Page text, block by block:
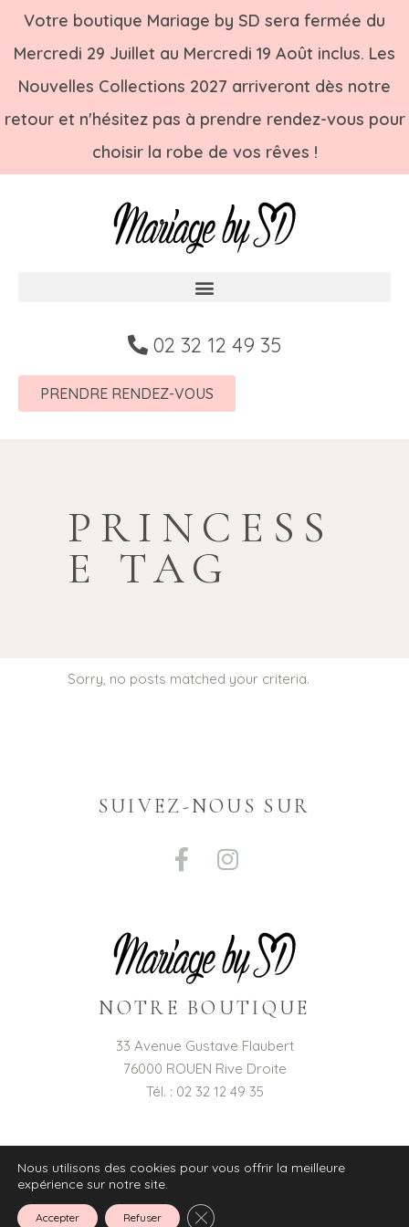
Votre boutique Mariage by SD sera fermée du
Mercredi 29 Juillet au Mercredi 19 Août inclus. Les
Nouvelles Collections 2027 arriveront dès notre
retour et n'hésitez pas à prendre rendez-vous pour
choisir la robe de vos rêves !
02 32 12 49 35
PRENDRE RENDEZ-VOUS
PRINCESS
E TAG
Sorry, no posts matched your criteria.
SUIVEZ-NOUS SUR
NOTRE BOUTIQUE
33 Avenue Gustave Flaubert
76000 ROUEN Rive Droite
Tél. : 02 32 12 49 35
© 2021 Mariage by SD – Conception :
Mention légales
Nous utilisons des cookies pour vous offrir la meilleure
expérience sur notre site.
Accepter Refuser Fermer la bannière des cookies